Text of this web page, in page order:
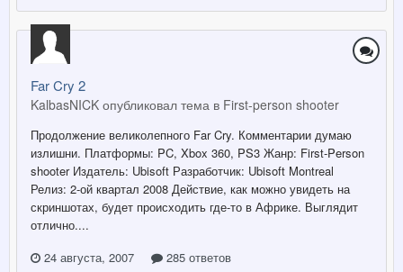
Far Cry 2
KalbasNICK опубликовал тема в First-person shooter
Продолжение великолепного Far Cry. Комментарии думаю
излишни. Платформы: PC, Xbox 360, PS3 Жанр: First-Person
shooter Издатель: Ubisoft Разработчик: Ubisoft Montreal
Релиз: 2-ой квартал 2008 Действие, как можно увидеть на
скриншотах, будет происходить где-то в Африке. Выглядит
отлично....
24 августа, 2007
285 ответов